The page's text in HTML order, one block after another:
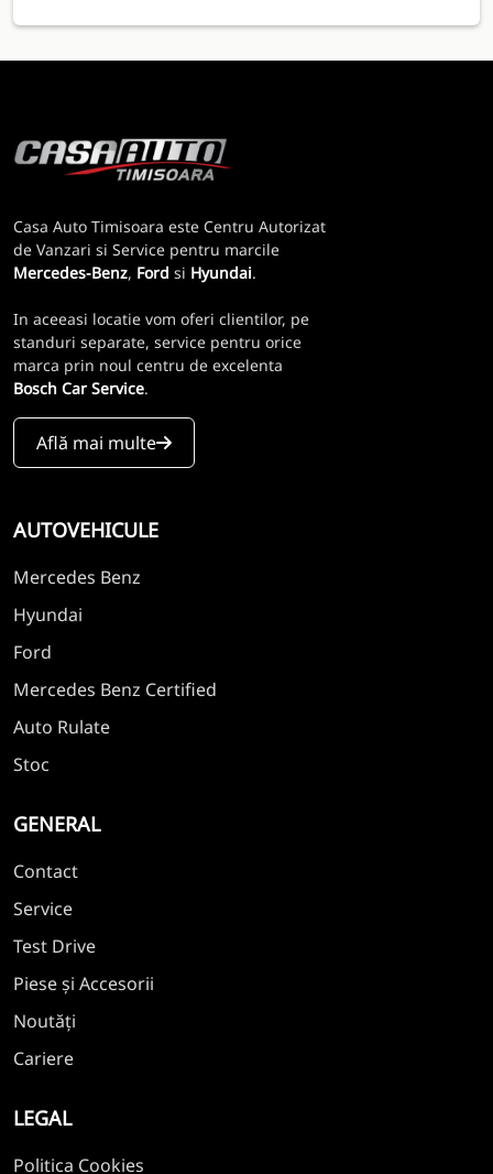
Casa Auto Timisoara este Centru Autorizat
de Vanzari si Service pentru marcile
Mercedes-Benz, Ford si Hyundai.
In aceeasi locatie vom oferi clientilor, pe
standuri separate, service pentru orice
marca prin noul centru de excelenta
Bosch Car Service.
Află mai multe
AUTOVEHICULE
Mercedes Benz
Hyundai
Ford
Mercedes Benz Certified
Auto Rulate
Stoc
GENERAL
Contact
Service
Test Drive
Piese și Accesorii
Noutăți
Cariere
LEGAL
Politica Cookies